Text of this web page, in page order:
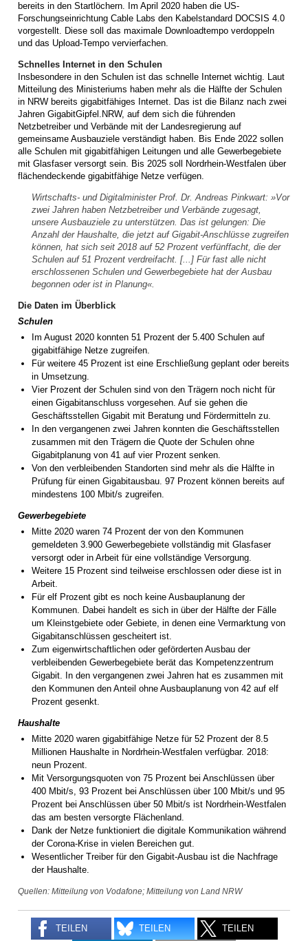
bereits in den Startlöchern. Im April 2020 haben die US-
Forschungseinrichtung Cable Labs den Kabelstandard DOCSIS 4.0
vorgestellt. Diese soll das maximale Downloadtempo verdoppeln
und das Upload-Tempo vervierfachen.
Schnelles Internet in den Schulen
Insbesondere in den Schulen ist das schnelle Internet wichtig. Laut
Mitteilung des Ministeriums haben mehr als die Hälfte der Schulen
in NRW bereits gigabitfähiges Internet. Das ist die Bilanz nach zwei
Jahren GigabitGipfel.NRW, auf dem sich die führenden
Netzbetreiber und Verbände mit der Landesregierung auf
gemeinsame Ausbauziele verständigt haben. Bis Ende 2022 sollen
alle Schulen mit gigabitfähigen Leitungen und alle Gewerbegebiete
mit Glasfaser versorgt sein. Bis 2025 soll Nordrhein-Westfalen über
flächendeckende gigabitfähige Netze verfügen.
Wirtschafts- und Digitalminister Prof. Dr. Andreas Pinkwart: »Vor
zwei Jahren haben Netzbetreiber und Verbände zugesagt,
unsere Ausbauziele zu unterstützen. Das ist gelungen: Die
Anzahl der Haushalte, die jetzt auf Gigabit-Anschlüsse zugreifen
können, hat sich seit 2018 auf 52 Prozent verfünffacht, die der
Schulen auf 51 Prozent verdreifacht. [...] Für fast alle nicht
erschlossenen Schulen und Gewerbegebiete hat der Ausbau
begonnen oder ist in Planung«.
Die Daten im Überblick
Schulen
Im August 2020 konnten 51 Prozent der 5.400 Schulen auf
gigabitfähige Netze zugreifen.
Für weitere 45 Prozent ist eine Erschließung geplant oder bereits
in Umsetzung.
Vier Prozent der Schulen sind von den Trägern noch nicht für
einen Gigabitanschluss vorgesehen. Auf sie gehen die
Geschäftsstellen Gigabit mit Beratung und Fördermitteln zu.
In den vergangenen zwei Jahren konnten die Geschäftsstellen
zusammen mit den Trägern die Quote der Schulen ohne
Gigabitplanung von 41 auf vier Prozent senken.
Von den verbleibenden Standorten sind mehr als die Hälfte in
Prüfung für einen Gigabitausbau. 97 Prozent können bereits auf
mindestens 100 Mbit/s zugreifen.
Gewerbegebiete
Mitte 2020 waren 74 Prozent der von den Kommunen
gemeldeten 3.900 Gewerbegebiete vollständig mit Glasfaser
versorgt oder in Arbeit für eine vollständige Versorgung.
Weitere 15 Prozent sind teilweise erschlossen oder diese ist in
Arbeit.
Für elf Prozent gibt es noch keine Ausbauplanung der
Kommunen. Dabei handelt es sich in über der Hälfte der Fälle
um Kleinstgebiete oder Gebiete, in denen eine Vermarktung von
Gigabitanschlüssen gescheitert ist.
Zum eigenwirtschaftlichen oder geförderten Ausbau der
verbleibenden Gewerbegebiete berät das Kompetenzzentrum
Gigabit. In den vergangenen zwei Jahren hat es zusammen mit
den Kommunen den Anteil ohne Ausbauplanung von 42 auf elf
Prozent gesenkt.
Haushalte
Mitte 2020 waren gigabitfähige Netze für 52 Prozent der 8.5
Millionen Haushalte in Nordrhein-Westfalen verfügbar. 2018:
neun Prozent.
Mit Versorgungsquoten von 75 Prozent bei Anschlüssen über
400 Mbit/s, 93 Prozent bei Anschlüssen über 100 Mbit/s und 95
Prozent bei Anschlüssen über 50 Mbit/s ist Nordrhein-Westfalen
das am besten versorgte Flächenland.
Dank der Netze funktioniert die digitale Kommunikation während
der Corona-Krise in vielen Bereichen gut.
Wesentlicher Treiber für den Gigabit-Ausbau ist die Nachfrage
der Haushalte.
Quellen: Mitteilung von Vodafone; Mitteilung von Land NRW
TEILEN TEILEN TEILEN